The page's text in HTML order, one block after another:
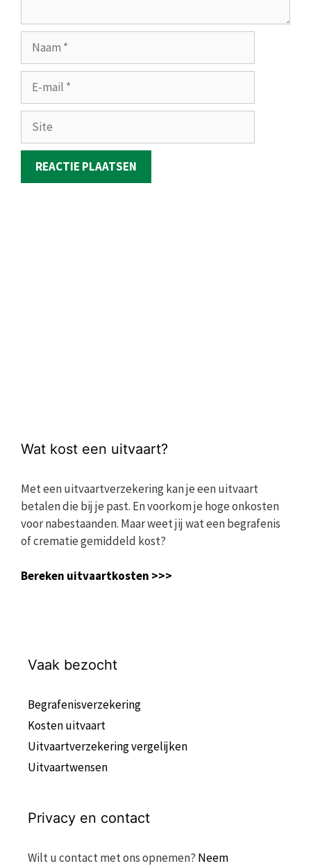
mail
Site
Wat kost een uitvaart?
Met een uitvaartverzekering kan je een uitvaart
betalen die bij je past. En voorkom je hoge onkosten
voor nabestaanden. Maar weet jij wat een begrafenis
of crematie gemiddeld kost?
Bereken uitvaartkosten >>>
Vaak bezocht
Begrafenisverzekering
Kosten uitvaart
Uitvaartverzekering vergelijken
Uitvaartwensen
Privacy en contact
Wilt u contact met ons opnemen? Neem